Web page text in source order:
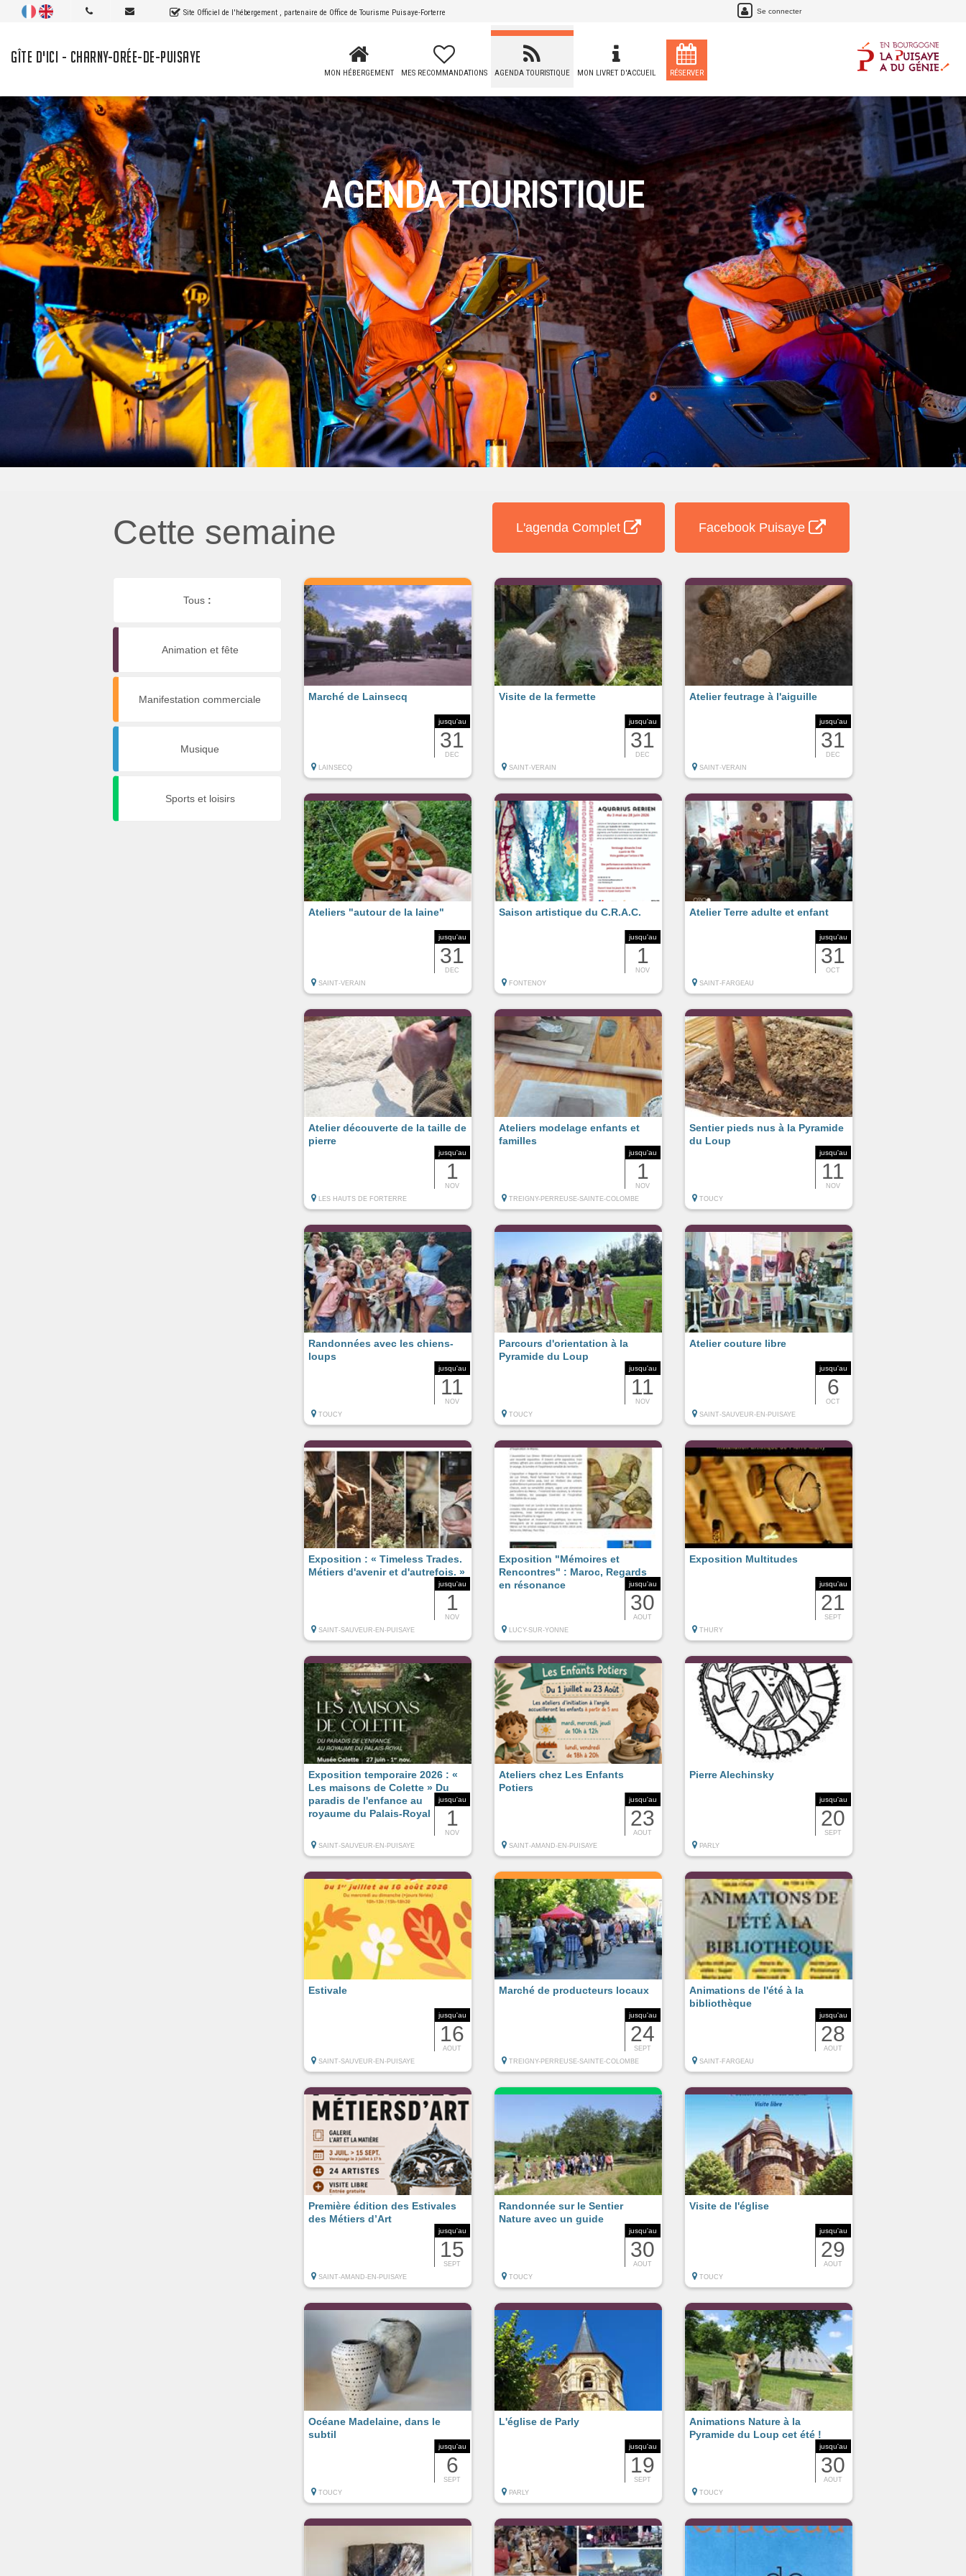
Site Officiel de l'hébergement , partenaire de Office de Tourisme Puisaye-Forterre Se connecter
GÎTE D'ICI - CHARNY-ORÉE-DE-PUISAYE
MON HÉBERGEMENT MES RECOMMANDATIONS AGENDA TOURISTIQUE MON LIVRET D'ACCUEIL RÉSERVER
AGENDA TOURISTIQUE
Cette semaine L'agenda Complet Facebook Puisaye
Tous :
Animation et fête
Manifestation commerciale
Musique
Sports et loisirs
jusqu'au
31
DEC
Marché de Lainsecq
LAINSECQ
jusqu'au
31
DEC
Visite de la fermette
SAINT-VERAIN
jusqu'au
31
DEC
Atelier feutrage à l'aiguille
SAINT-VERAIN
jusqu'au
31
DEC
Ateliers "autour de la laine"
SAINT-VERAIN
jusqu'au
1
NOV
Saison artistique du C.R.A.C.
FONTENOY
jusqu'au
31
OCT
Atelier Terre adulte et enfant
SAINT-FARGEAU
jusqu'au
1
NOV
Atelier découverte de la taille de
pierre
LES HAUTS DE FORTERRE
jusqu'au
1
NOV
Ateliers modelage enfants et
familles
TREIGNY-PERREUSE-SAINTE-COLOMBE
jusqu'au
11
NOV
Sentier pieds nus à la Pyramide
du Loup
TOUCY
jusqu'au
11
NOV
Randonnées avec les chiens-
loups
TOUCY
jusqu'au
11
NOV
Parcours d'orientation à la
Pyramide du Loup
TOUCY
jusqu'au
6
OCT
Atelier couture libre
SAINT-SAUVEUR-EN-PUISAYE
jusqu'au
1
NOV
Exposition : « Timeless Trades.
Métiers d'avenir et d'autrefois. »
SAINT-SAUVEUR-EN-PUISAYE
jusqu'au
30
AOUT
Exposition "Mémoires et
Rencontres" : Maroc, Regards
en résonance
LUCY-SUR-YONNE
jusqu'au
21
SEPT
Exposition Multitudes
THURY
jusqu'au
1
NOV
Exposition temporaire 2026 : «
Les maisons de Colette » Du
paradis de l'enfance au
royaume du Palais-Royal
SAINT-SAUVEUR-EN-PUISAYE
jusqu'au
23
AOUT
Ateliers chez Les Enfants
Potiers
SAINT-AMAND-EN-PUISAYE
jusqu'au
20
SEPT
Pierre Alechinsky
PARLY
jusqu'au
16
AOUT
Estivale
SAINT-SAUVEUR-EN-PUISAYE
jusqu'au
24
SEPT
Marché de producteurs locaux
TREIGNY-PERREUSE-SAINTE-COLOMBE
jusqu'au
28
AOUT
Animations de l'été à la
bibliothèque
SAINT-FARGEAU
jusqu'au
15
SEPT
Première édition des Estivales
des Métiers d’Art
SAINT-AMAND-EN-PUISAYE
jusqu'au
30
AOUT
Randonnée sur le Sentier
Nature avec un guide
TOUCY
jusqu'au
29
AOUT
Visite de l'église
TOUCY
jusqu'au
6
SEPT
Océane Madelaine, dans le
subtil
TOUCY
jusqu'au
19
SEPT
L'église de Parly
PARLY
jusqu'au
30
AOUT
Animations Nature à la
Pyramide du Loup cet été !
TOUCY